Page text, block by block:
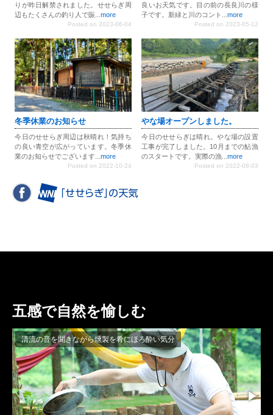
りが昨日解禁されました。せせらぎ周
辺もたくさんの釣り人で賑...more
Posted on 2023-06-04
良いお天気です。目の前の長良川の様
子です。新緑と川のコント...more
Posted on 2023-05-12
冬季休業のお知らせ
今日のせせらぎ周辺は秋晴れ！気持ち
の良い青空が広がっています。冬季休
業のお知らせでございます...more
Posted on 2022-10-24
やな場オープンしました。
今日のせせらぎは晴れ。やな場の設置
工事が完了しました。10月までの鮎漁
のスタートです。実際の漁...more
Posted on 2022-08-03
五感で自然を愉しむ
清流の音を聞きながら燻製を肴にほろ酔い気分